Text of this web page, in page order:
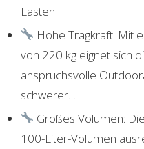
Lasten
Hohe Tragkraft: Mit
von 220 kg eignet sich
anspruchsvolle
schwerer…
Großes Volumen:
100-Liter-Volumen